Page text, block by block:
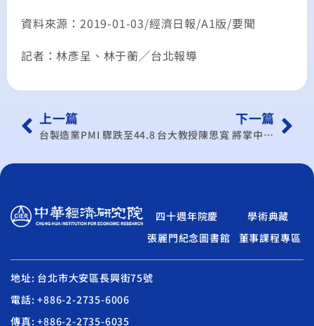
資料來源：2019-01-03/經濟日報/A1版/要聞
記者：林彥呈、林于蘅╱台北報導
上一篇
台製造業PMI 驟跌至44.8
下一篇
台大教授陳思寬 將掌中經院
四十週年院慶
學術典藏
張麗門紀念圖書館
董事課程專區
地址: 台北市大安區長興街75號
電話: +886-2-2735-6006
傳真: +886-2-2735-6035